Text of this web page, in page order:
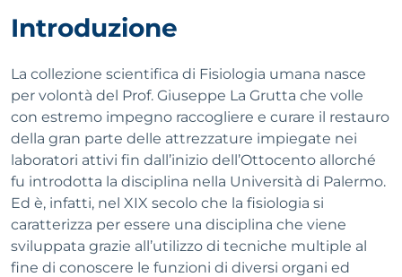
Introduzione
La collezione scientifica di Fisiologia umana nasce
per volontà del Prof. Giuseppe La Grutta che volle
con estremo impegno raccogliere e curare il restauro
della gran parte delle attrezzature impiegate nei
laboratori attivi fin dall’inizio dell’Ottocento allorché
fu introdotta la disciplina nella Università di Palermo.
Ed è, infatti, nel XIX secolo che la fisiologia si
caratterizza per essere una disciplina che viene
sviluppata grazie all’utilizzo di tecniche multiple al
fine di conoscere le funzioni di diversi organi ed